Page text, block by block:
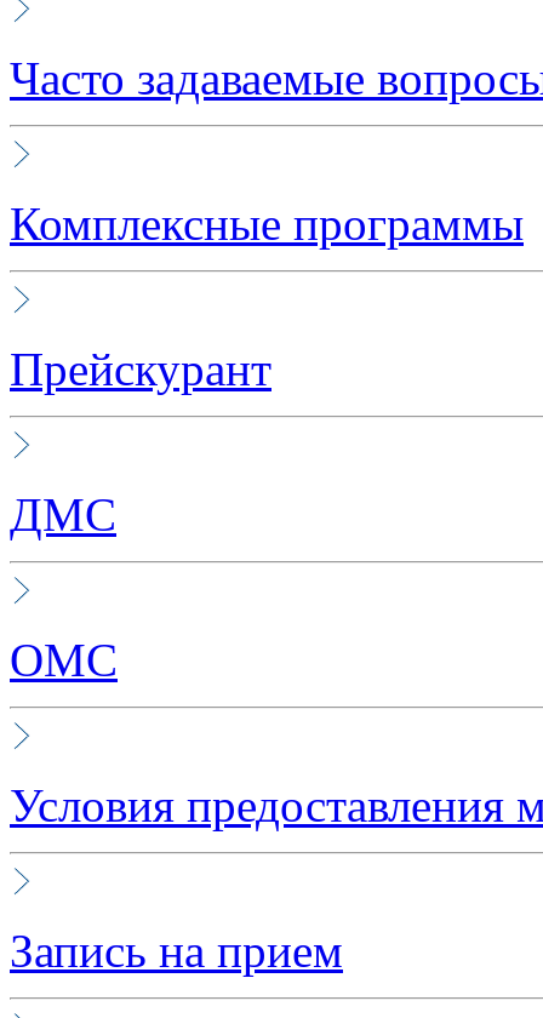
Часто задаваемые
Комплексные программы
Прейскурант
ДМС
ОМС
Условия предоставления
Запись на прием